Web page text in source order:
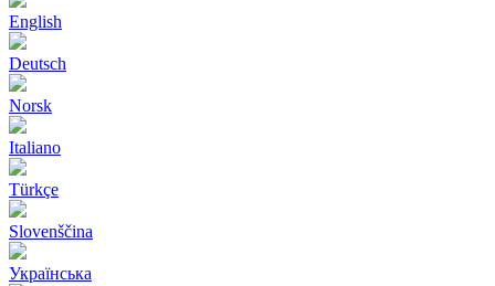
English
Deutsch
Norsk
Italiano
Türkçe
Slovenščina
Українська